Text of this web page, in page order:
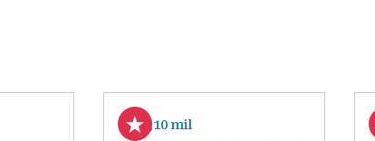
0,10 mil